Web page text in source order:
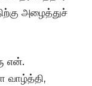
அழைத்துச்
என்.
வாழ்த்தி,